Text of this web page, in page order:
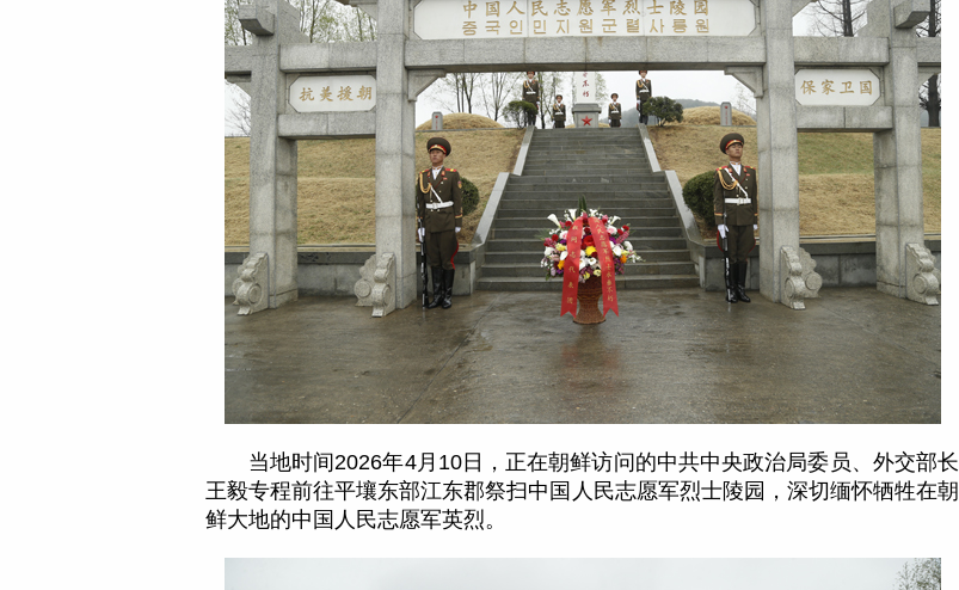
当地时间2026年4月10日，正在朝鲜访问的中共中央政治局委员、外交部长
王毅专程前往平壤东部江东郡祭扫中国人民志愿军烈士陵园，深切缅怀牺牲在朝
鲜大地的中国人民志愿军英烈。